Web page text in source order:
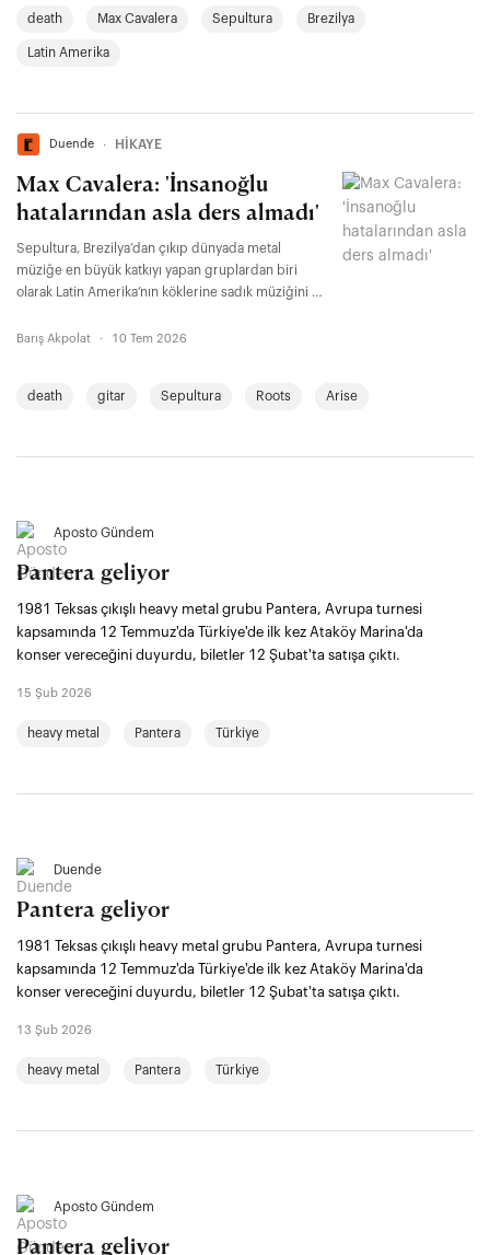
death Max Cavalera Sepultura Brezilya
Latin Amerika
Duende ∙ HİKAYE
Max Cavalera: 'İnsanoğlu
hatalarından asla ders almadı'
Sepultura, Brezilya’dan çıkıp dünyada metal
müziğe en büyük katkıyı yapan gruplardan biri
olarak Latin Amerika’nın köklerine sadık müziğini de
sahne alacak Cavalera Kardeşler'den Max
Barış Akpolat · 10 Tem 2026
death gitar Sepultura Roots Arise
Aposto Gündem
Pantera geliyor
1981 Teksas çıkışlı heavy metal grubu Pantera, Avrupa turnesi
kapsamında 12 Temmuz'da Türkiye'de ilk kez Ataköy Marina'da
konser vereceğini duyurdu, biletler 12 Şubat'ta satışa çıktı.
15 Şub 2026
heavy metal Pantera Türkiye
Duende
Pantera geliyor
1981 Teksas çıkışlı heavy metal grubu Pantera, Avrupa turnesi
kapsamında 12 Temmuz'da Türkiye'de ilk kez Ataköy Marina'da
konser vereceğini duyurdu, biletler 12 Şubat'ta satışa çıktı.
13 Şub 2026
heavy metal Pantera Türkiye
Aposto Gündem
Pantera geliyor